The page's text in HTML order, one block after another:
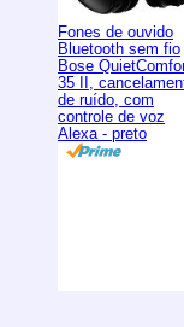
Fones de ouvido
Bluetooth sem fio
Bose
35 II,
de ruído, com
controle de voz
Alexa - preto